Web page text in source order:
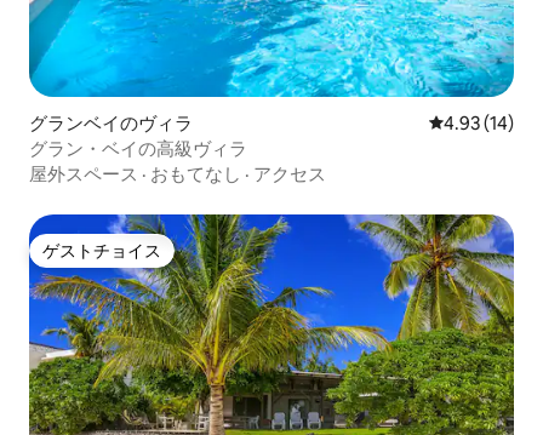
グランベイのヴィラ レビュー14
4.93 (14)
グラン・ベイの高級ヴィラ
屋外スペース · おもてなし · アクセス
ゲストチョイス
ゲストチョイス